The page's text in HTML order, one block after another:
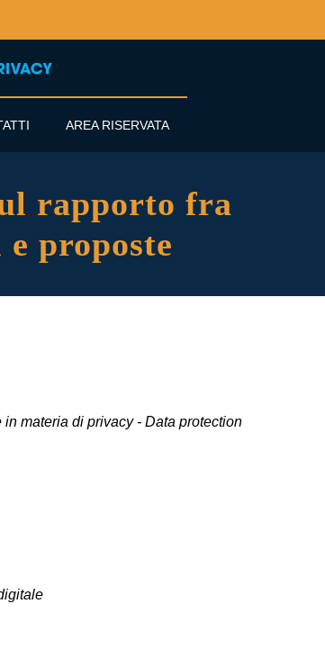
AREA RISERVATA
rapporto fra
proposte
materia di privacy - Data protection